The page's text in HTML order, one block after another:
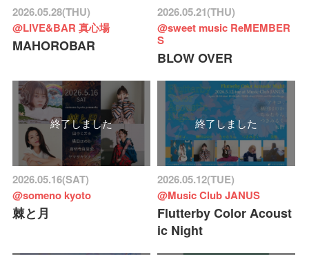
2026.05.28(THU)
@LIVE&BAR 真心場
MAHOROBAR
2026.05.21(THU)
@sweet music ReMEMBER
S
BLOW OVER
終了しました
2026.05.16(SAT)
@someno kyoto
棘と月
終了しました
2026.05.12(TUE)
@Music Club JANUS
Flutterby Color Acoust
ic Night